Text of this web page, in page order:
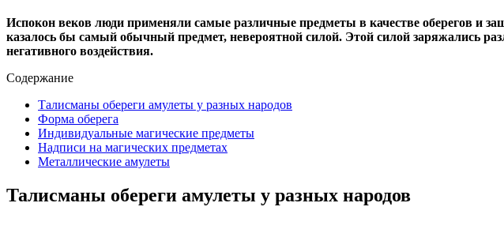
Испокон веков люди применяли самые различные предметы в качестве оберегов и
казалось бы самый обычный предмет, невероятной силой. Этой силой заряжались
негативного воздействия.
Содержание
Талисманы обереги амулеты у разных народов
Форма оберега
Индивидуальные магические предметы
Надписи на магических предметах
Металлические амулеты
Талисманы обереги амулеты у разных народов